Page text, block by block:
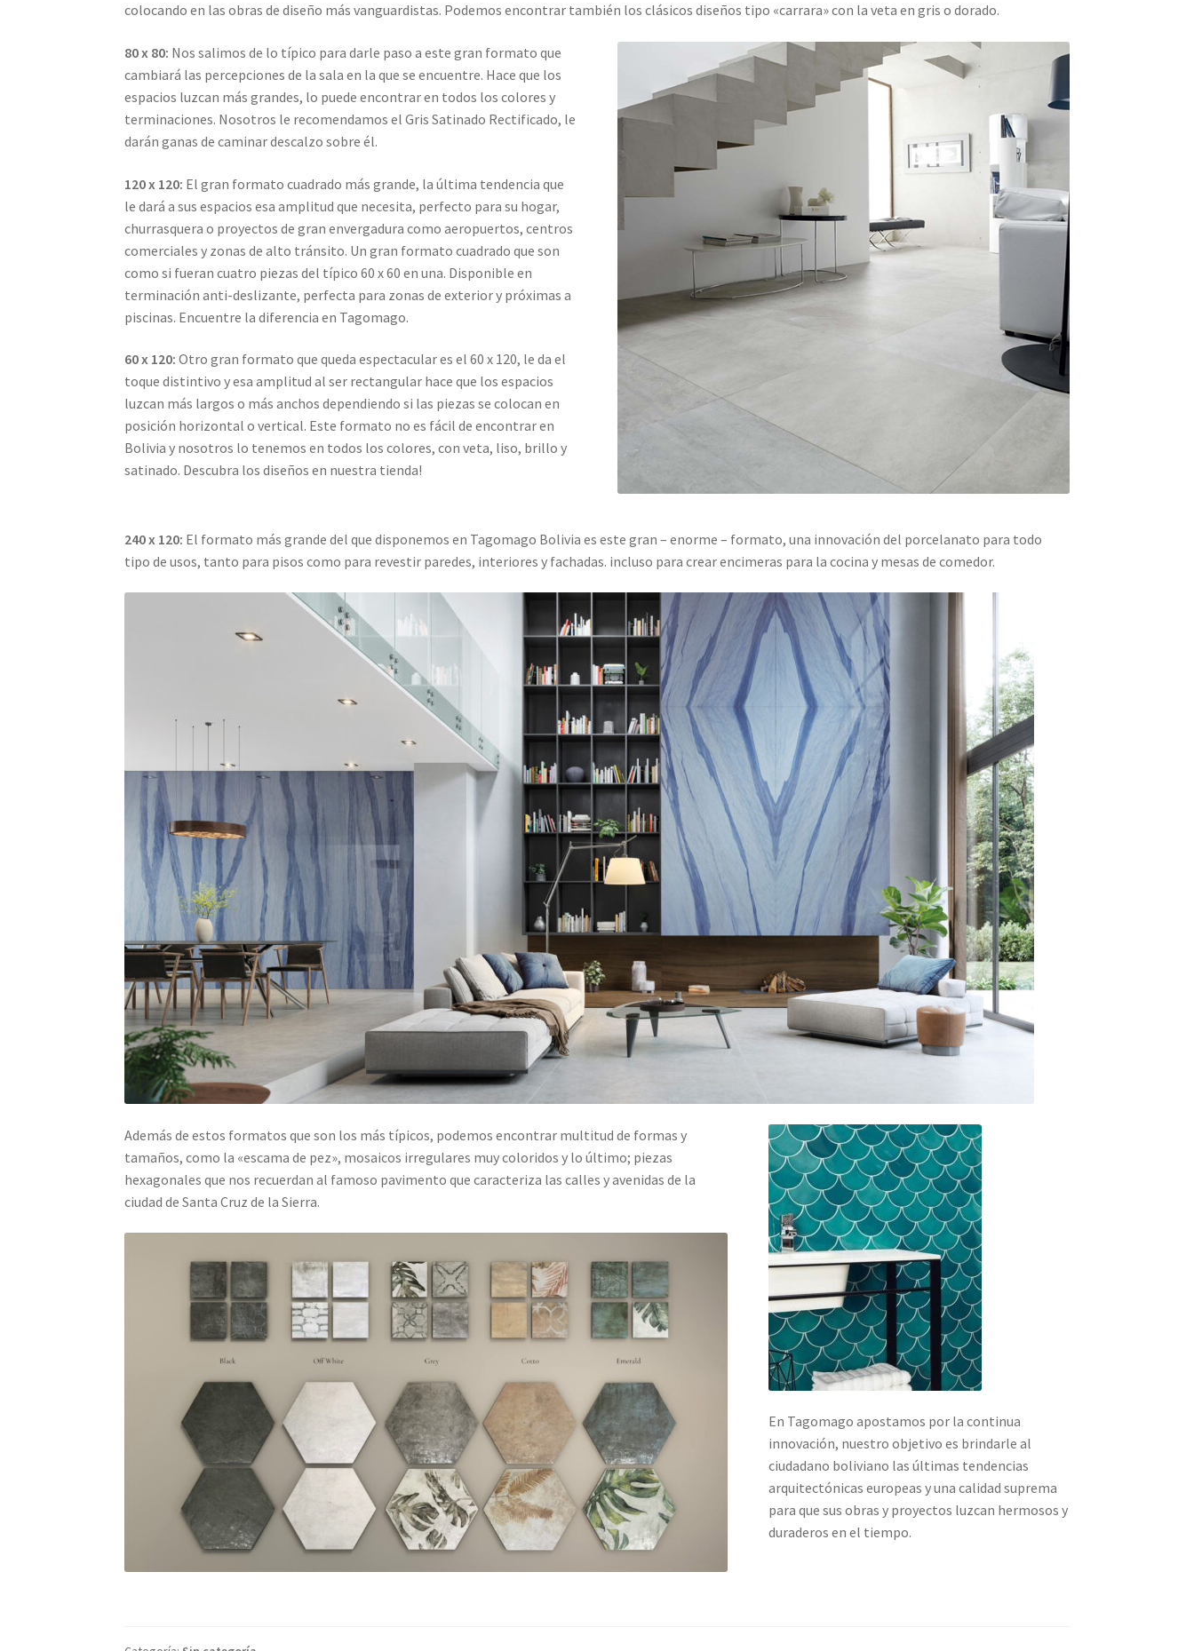
colocando en las obras de diseño más vanguardistas. Podemos encontrar también los clásicos diseños tipo «carrara» con la veta en gris o dorado.
80 x 80: Nos salimos de lo típico para darle paso a este gran formato que
cambiará las percepciones de la sala en la que se encuentre. Hace que los
espacios luzcan más grandes, lo puede encontrar en todos los colores y
terminaciones. Nosotros le recomendamos el Gris Satinado Rectificado, le
darán ganas de caminar descalzo sobre él.
120 x 120: El gran formato cuadrado más grande, la última tendencia que
le dará a sus espacios esa amplitud que necesita, perfecto para su hogar,
churrasquera o proyectos de gran envergadura como aeropuertos, centros
comerciales y zonas de alto tránsito. Un gran formato cuadrado que son
como si fueran cuatro piezas del típico 60 x 60 en una. Disponible en
terminación anti-deslizante, perfecta para zonas de exterior y próximas a
piscinas. Encuentre la diferencia en Tagomago.
60 x 120: Otro gran formato que queda espectacular es el 60 x 120, le da el
toque distintivo y esa amplitud al ser rectangular hace que los espacios
luzcan más largos o más anchos dependiendo si las piezas se colocan en
posición horizontal o vertical. Este formato no es fácil de encontrar en
Bolivia y nosotros lo tenemos en todos los colores, con veta, liso, brillo y
satinado. Descubra los diseños en nuestra tienda!
240 x 120: El formato más grande del que disponemos en Tagomago Bolivia es este gran – enorme – formato, una innovación del porcelanato para todo
tipo de usos, tanto para pisos como para revestir paredes, interiores y fachadas. incluso para crear encimeras para la cocina y mesas de comedor.
Además de estos formatos que son los más típicos, podemos encontrar multitud de formas y
tamaños, como la «escama de pez», mosaicos irregulares muy coloridos y lo último; piezas
hexagonales que nos recuerdan al famoso pavimento que caracteriza las calles y avenidas de la
ciudad de Santa Cruz de la Sierra.
En Tagomago apostamos por la continua
innovación, nuestro objetivo es brindarle al
ciudadano boliviano las últimas tendencias
arquitectónicas europeas y una calidad suprema
para que sus obras y proyectos luzcan hermosos y
duraderos en el tiempo.